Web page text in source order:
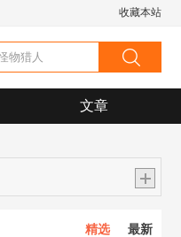
收藏本站
文章
精选 最新